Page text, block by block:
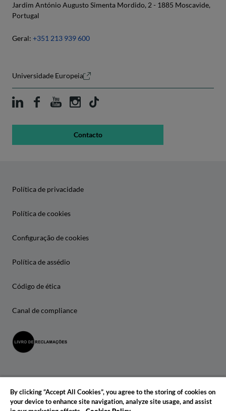
Jardim António Augusto Simenta Mordido, 2 - 1885 Moscavide,
Portugal
Geral: +351 213 939 600
Universidade Europeia
Contacto
Política de privacidade
Política de cookies
Configuração de cookies
Política de assédio
Código de ética
Canal de compliance
By clicking “Accept All Cookies”, you agree to the storing of cookies on
your device to enhance site navigation, analyze site usage, and assist